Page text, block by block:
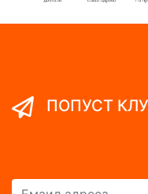
ПОПУСТ
Емаил адреса